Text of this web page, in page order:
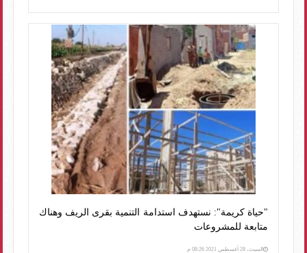
"حياة كريمة": نستهدف استدامة التنمية بقرى الريف وهناك
متابعة للمشروعات
السبت، 28 أغسطس 2021 08:26 م